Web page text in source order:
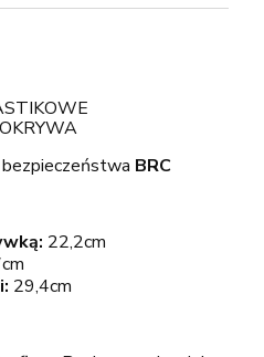
BRC
22,2cm
29,4cm